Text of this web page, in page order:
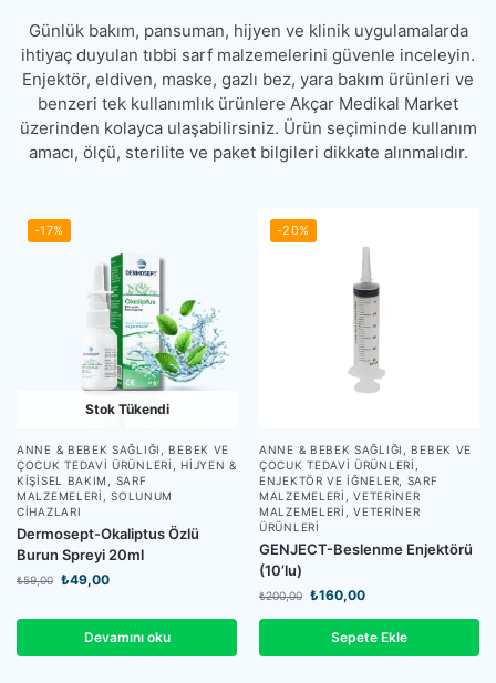
Günlük bakım, pansuman, hijyen ve klinik uygulamalarda
ihtiyaç duyulan tıbbi sarf malzemelerini güvenle inceleyin.
Enjektör, eldiven, maske, gazlı bez, yara bakım ürünleri ve
benzeri tek kullanımlık ürünlere Akçar Medikal Market
üzerinden kolayca ulaşabilirsiniz. Ürün seçiminde kullanım
amacı, ölçü, sterilite ve paket bilgileri dikkate alınmalıdır.
-17%
Stok Tükendi
ANNE & BEBEK SAĞLIĞI
BEBEK VE
ÇOCUK TEDAVI ÜRÜNLERI
HIJYEN &
KIŞISEL BAKIM
SARF
MALZEMELERI
,SOLUNUM
CIHAZLARI
Dermosept-Okaliptus Özlü
Burun Spreyi 20ml
₺59,00 ₺49,00
Devamını oku
-20%
ANNE & BEBEK SAĞLIĞI
BEBEK VE
ÇOCUK TEDAVI ÜRÜNLERI
ENJEKTÖR VE İĞNELER
SARF
MALZEMELERI
,VETERINER
MALZEMELERI
,VETERINER
ÜRÜNLERI
GENJECT-Beslenme Enjektörü
(10’lu)
₺200,00 ₺160,00
Sepete Ekle